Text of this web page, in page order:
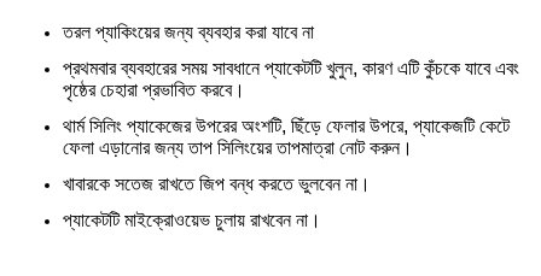
তরল প্যাকিংয়ের জন্য ব্যবহার করা যাবে না
প্রথমবার ব্যবহারের সময় সাবধানে প্যাকেটটি খুলুন, কারণ এটি কুঁচকে যাবে এবং
পৃষ্ঠের চেহারা প্রভাবিত করবে।
থার্ম সিলিং প্যাকেজের উপরের অংশটি, ছিঁড়ে ফেলার উপরে, প্যাকেজটি কেটে
ফেলা এড়ানোর জন্য তাপ সিলিংয়ের তাপমাত্রা নোট করুন।
খাবারকে সতেজ রাখতে জিপ বন্ধ করতে ভুলবেন না।
প্যাকেটটি মাইক্রোওয়েভ চুলায় রাখবেন না।